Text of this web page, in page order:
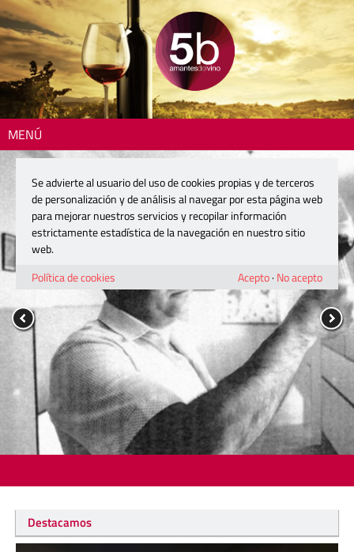
MENÚ
Destacamos
Se advierte al usuario del uso de cookies propias y de terceros
de personalización y de análisis al navegar por esta página web
para mejorar nuestros servicios y recopilar información
estrictamente estadística de la navegación en nuestro sitio
web.
Política de cookies
Acepto· No acepto